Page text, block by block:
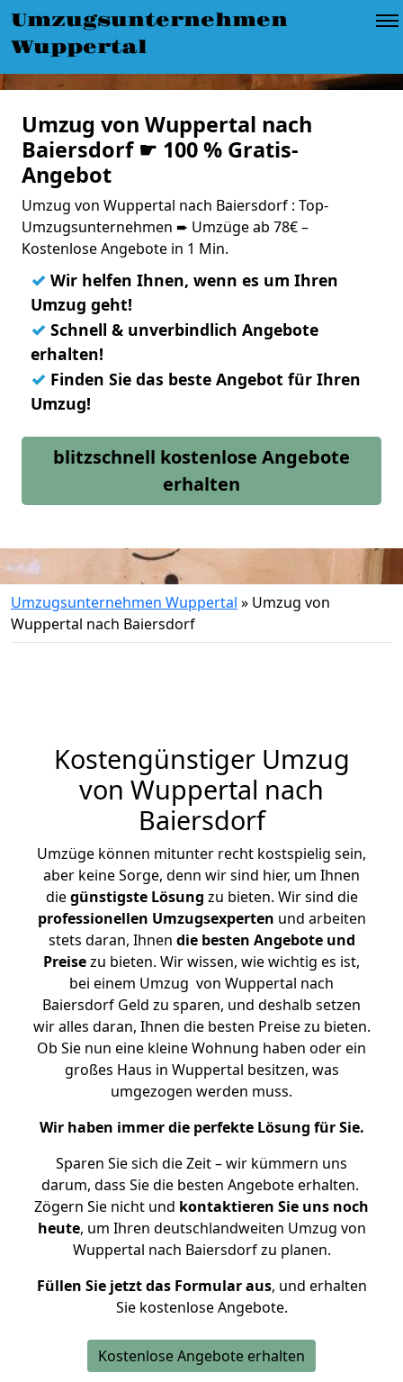
Umzugsunternehmen
Wuppertal
Umzug von Wuppertal nach
Baiersdorf ☛ 100 % Gratis-
Angebot
Umzug von Wuppertal nach Baiersdorf : Top-
Umzugsunternehmen ➨ Umzüge ab 78€ –
Kostenlose Angebote in 1 Min.
✓ Wir helfen Ihnen, wenn es um Ihren
Umzug geht!
✓ Schnell & unverbindlich Angebote
erhalten!
✓ Finden Sie das beste Angebot für Ihren
Umzug!
blitzschnell kostenlose Angebote
erhalten
Umzugsunternehmen Wuppertal » Umzug von
Wuppertal nach Baiersdorf
Kostengünstiger Umzug
von Wuppertal nach
Baiersdorf
Umzüge können mitunter recht kostspielig sein,
aber keine Sorge, denn wir sind hier, um Ihnen
diegünstigste Lösung zu bieten. Wir sind die
professionellen Umzugsexperten und arbeiten
stets daran, Ihnen die besten Angebote und
Preisezu bieten. Wir wissen, wie wichtig es ist,
bei einem Umzug von Wuppertal nach
Baiersdorf Geld zu sparen, und deshalb setzen
wir alles daran, Ihnen die besten Preise zu bieten.
Ob Sie nun eine kleine Wohnung haben oder ein
großes Haus in Wuppertal besitzen, was
umgezogen werden muss.
Wir haben immer die perfekte Lösung für Sie.
Sparen Sie sich die Zeit – wir kümmern uns
darum, dass Sie die besten Angebote erhalten.
Zögern Sie nicht und kontaktieren Sie uns noch
heute, um Ihren deutschlandweiten Umzug von
Wuppertal nach Baiersdorf zu planen.
Füllen Sie jetzt das Formular aus, und erhalten
Sie kostenlose Angebote.
Kostenlose Angebote erhalten